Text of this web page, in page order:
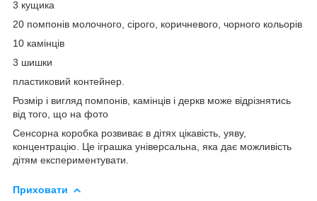
3 кущика
20 помпонів молочного, сірого, коричневого, чорного кольорів
10 камінців
3 шишки
пластиковий контейнер.
Розмір і вигляд помпонів, камінців і деркв може відрізнятись
від того, що на фото
Сенсорна коробка розвиває в дітях цікавість, уяву,
концентрацію. Це іграшка універсальна, яка дає можливість
дітям експериментувати.
Приховати